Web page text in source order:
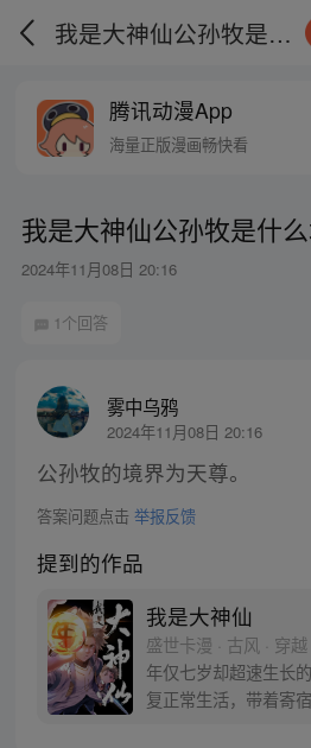
我是大神仙公孙牧是什么境界
腾讯动漫App
海量正版漫画畅快看
我是大神仙公孙牧是什
2024年11月08日 20:16
1个回答
雾中乌鸦
2024年11月08日 20:16
公孙牧的境界为天尊。
答案问题点击 举报反馈
提到的作品
我是大神仙
盛世卡漫 · 古风 · 穿越
年仅七岁却超速生长
复正常生活，带着寄